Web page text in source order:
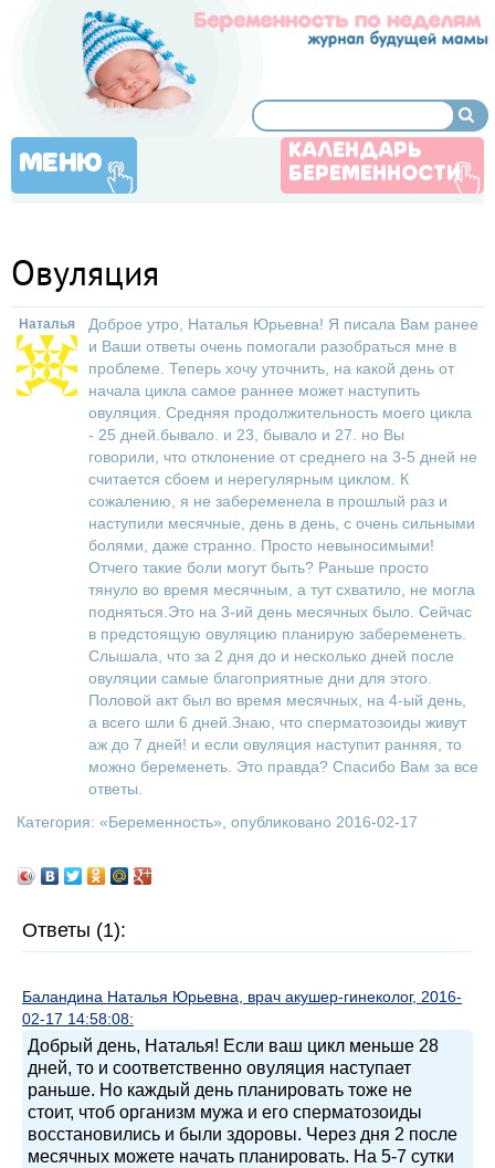
МЕНЮ
КАЛЕНДАРЬ
БЕРЕМЕННОСТИ
Овуляция
Наталья
Доброе утро, Наталья Юрьевна! Я писала Вам ранее
и Ваши ответы очень помогали разобраться мне в
проблеме. Теперь хочу уточнить, на какой день от
начала цикла самое раннее может наступить
овуляция. Средняя продолжительность моего цикла
- 25 дней.бывало. и 23, бывало и 27. но Вы
говорили, что отклонение от среднего на 3-5 дней не
считается сбоем и нерегулярным циклом. К
сожалению, я не забеременела в прошлый раз и
наступили месячные, день в день, с очень сильными
болями, даже странно. Просто невыносимыми!
Отчего такие боли могут быть? Раньше просто
тянуло во время месячным, а тут схватило, не могла
подняться.Это на 3-ий день месячных было. Сейчас
в предстоящую овуляцию планирую забеременеть.
Слышала, что за 2 дня до и несколько дней после
овуляции самые благоприятные дни для этого.
Половой акт был во время месячных, на 4-ый день,
а всего шли 6 дней.Знаю, что сперматозоиды живут
аж до 7 дней! и если овуляция наступит ранняя, то
можно беременеть. Это правда? Спасибо Вам за все
ответы.
Категория: «Беременность», опубликовано 2016-02-17
Ответы (1):
Баландина Наталья Юрьевна, врач акушер-гинеколог, 2016-
02-17 14:58:08:
Добрый день, Наталья! Если ваш цикл меньше 28
дней, то и соответственно овуляция наступает
раньше. Но каждый день планировать тоже не
стоит, чтоб организм мужа и его сперматозоиды
восстановились и были здоровы. Через дня 2 после
месячных можете начать планировать. На 5-7 сутки